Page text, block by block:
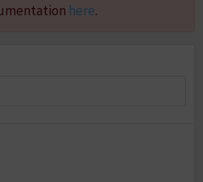
here.